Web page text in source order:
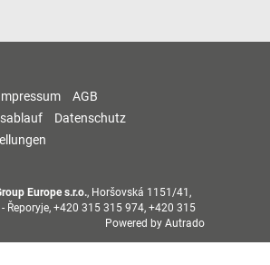
AGB
Datenschutz
Europe s.r.o., Horšovská 1151/41 ,
Řeporyje, +420 315 315 974, +420 315
Powered by Autrado